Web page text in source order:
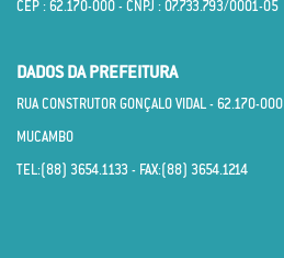
CEP : 62.170­-000 - CNPJ : 07.733.793/0001­-05
DADOS DA PREFEITURA
RUA CONSTRUTOR GONÇALO VIDAL - 62.170­-000
MUCAMBO
TEL:(88) 3654.1133 - FAX:(88) 3654.1214